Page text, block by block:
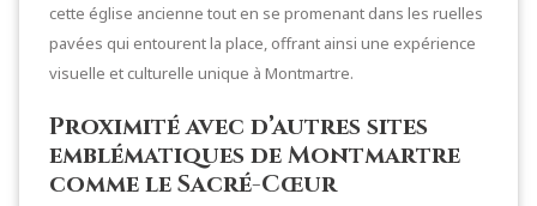
cette église ancienne tout en se promenant dans les ruelles
pavées qui entourent la place, offrant ainsi une expérience
visuelle et culturelle unique à Montmartre.
Proximité avec d’autres sites
emblématiques de Montmartre
comme le Sacré-Cœur